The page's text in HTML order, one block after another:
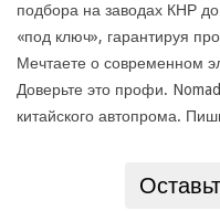
подбора на заводах КНР
«под ключ», гарантируя
Мечтаете о современном
Доверьте это профи.
китайского автопрома.